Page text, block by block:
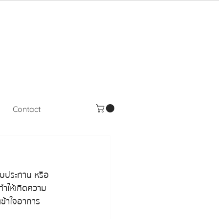
Contact
ประทาน หรือ
ให้เกิดความ
ใจอาการ